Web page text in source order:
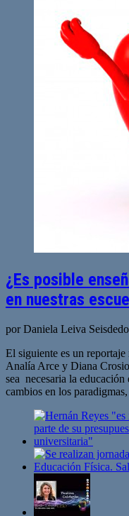
¿Es posible
en nuestras
por Daniela Leiva
El siguiente es un
Analía Arce y Diana
sea necesaria la
cambios en los paradigmas,